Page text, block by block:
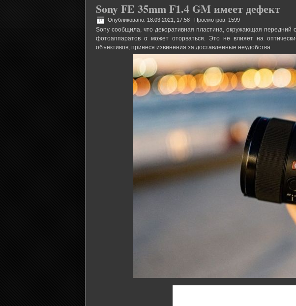
Sony FE 35mm F1.4 GM имеет дефект
Опубликовано: 18.03.2021, 17:58 | Просмотров: 1599
Sony сообщила, что декоративная пластина, окружающая передний
фотоаппаратов α может оторваться. Это не влияет на
объективов, принеся извинения за доставленные неудобства.